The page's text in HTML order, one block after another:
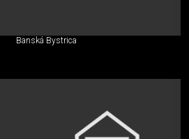
Banská Bystrica